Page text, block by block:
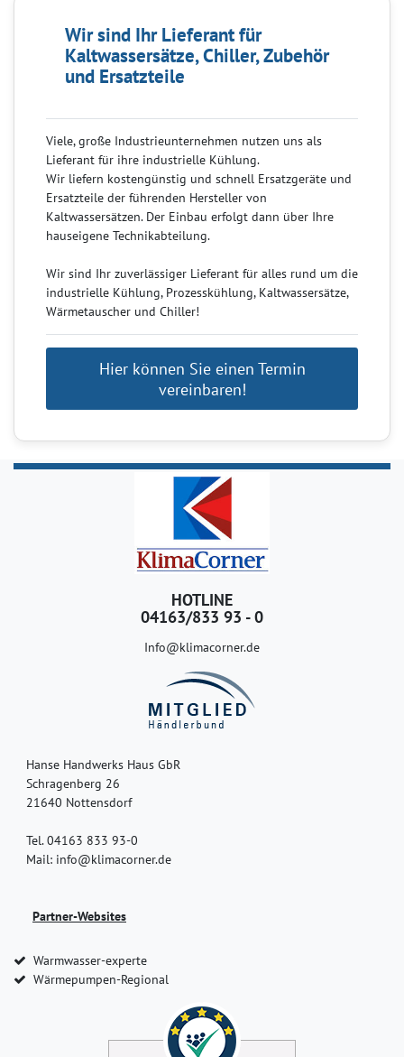
Wir sind Ihr Lieferant für
Kaltwassersätze, Chiller, Zubehör
und Ersatzteile
Viele, große Industrieunternehmen nutzen uns als
Lieferant für ihre industrielle Kühlung.
Wir liefern kostengünstig und schnell Ersatzgeräte und
Ersatzteile der führenden Hersteller von
Kaltwassersätzen. Der Einbau erfolgt dann über Ihre
hauseigene Technikabteilung.
Wir sind Ihr zuverlässiger Lieferant für alles rund um die
industrielle Kühlung, Prozesskühlung, Kaltwassersätze,
Wärmetauscher und Chiller!
Hier können Sie einen Termin
vereinbaren!
HOTLINE
04163/833 93 - 0
Info@klimacorner.de
Hanse Handwerks Haus GbR
Schragenberg 26
21640 Nottensdorf
Tel. 04163 833 93-0
Mail: info@klimacorner.de
Partner-Websites
Warmwasser-experte
Wärmepumpen-Regional